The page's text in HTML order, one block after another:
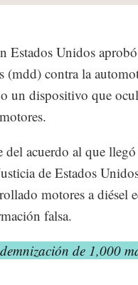
Estados Unidos
(mdd) contra la
un dispositivo que
del acuerdo al que
de Estados
motores a diésel
falsa.
de 1,000